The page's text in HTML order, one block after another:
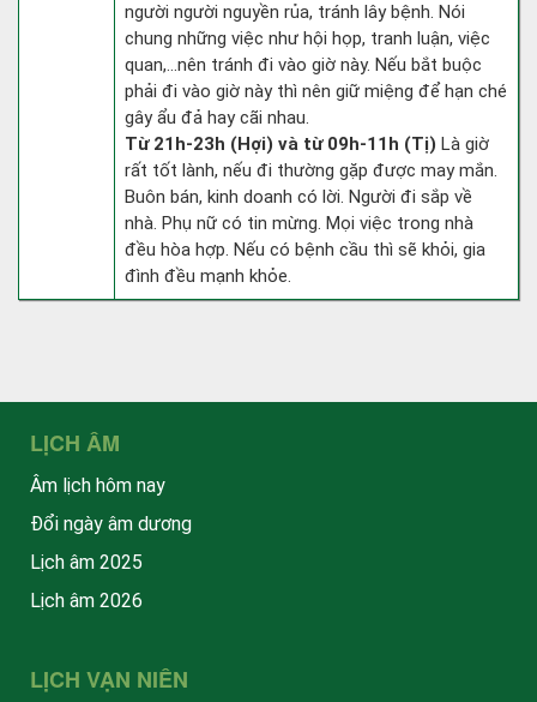
người người nguyền rủa, tránh lây bệnh. Nói
chung những việc như hội họp, tranh luận, việc
quan,…nên tránh đi vào giờ này. Nếu bắt buộc
phải đi vào giờ này thì nên giữ miệng để hạn ché
gây ẩu đả hay cãi nhau.
Từ 21h-23h (Hợi) và từ 09h-11h (Tị) Là giờ
rất tốt lành, nếu đi thường gặp được may mắn.
Buôn bán, kinh doanh có lời. Người đi sắp về
nhà. Phụ nữ có tin mừng. Mọi việc trong nhà
đều hòa hợp. Nếu có bệnh cầu thì sẽ khỏi, gia
đình đều mạnh khỏe.
LỊCH ÂM
Âm lịch hôm nay
Đổi ngày âm dương
Lịch âm 2025
Lịch âm 2026
LỊCH VẠN NIÊN